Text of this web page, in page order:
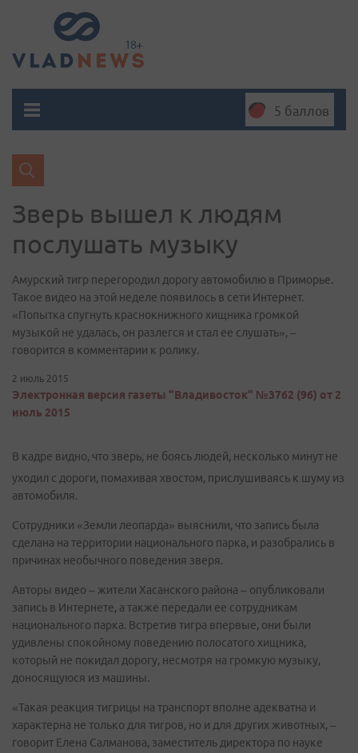
5 баллов
Зверь вышел к людям
послушать музыку
Амурский тигр перегородил дорогу автомобилю в Приморье.
Такое видео на этой неделе появилось в сети Интернет.
«Попытка спугнуть краснокнижного хищника громкой
музыкой не удалась, он разлегся и стал ее слушать», –
говорится в комментарии к ролику.
2 июль 2015
Электронная версия газеты "Владивосток" №3762 (96) от 2
июль 2015
В кадре видно, что зверь, не боясь людей, несколько минут не
уходил с дороги, помахивая хвостом, прислушиваясь к шуму из
автомобиля.
Сотрудники «Земли леопарда» выяснили, что запись была
сделана на территории национального парка, и разобрались в
причинах необычного поведения зверя.
Авторы видео – жители Хасанского района – опубликовали
запись в Интернете, а также передали ее сотрудникам
национального парка. Встретив тигра впервые, они были
удивлены спокойному поведению полосатого хищника,
который не покидал дорогу, несмотря на громкую музыку,
доносящуюся из машины.
«Такая реакция тигрицы на транспорт вполне адекватна и
характерна не только для тигров, но и для других животных, –
говорит Елена Салманова, заместитель директора по науке